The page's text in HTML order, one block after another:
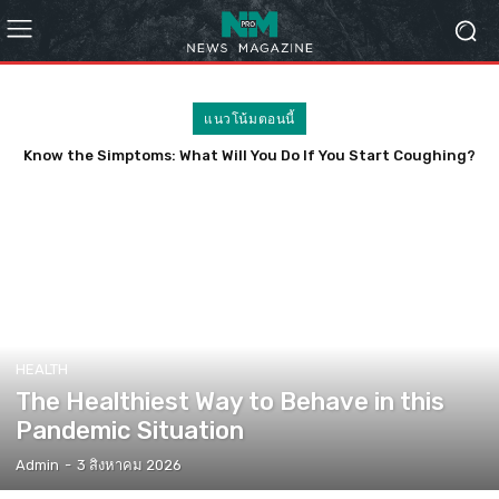
แนวโน้มตอนนี้
Know the Simptoms: What Will You Do If You Start Coughing?
HEALTH
The Healthiest Way to Behave in this
Pandemic Situation
Admin - 3 สิงหาคม 2026